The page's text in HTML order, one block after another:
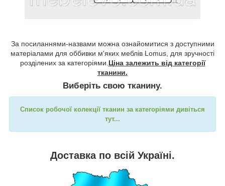
За посиланнями-назвами можна ознайомитися з доступними
матеріалами для оббивки м'яких меблів Lomus, для зручності
розділених за категоріями.Ціна залежить від категорії
тканини.
Виберіть свою тканину.
Список робочої колекції тканин за категоріями дивіться
тут...
Доставка по всій Україні.